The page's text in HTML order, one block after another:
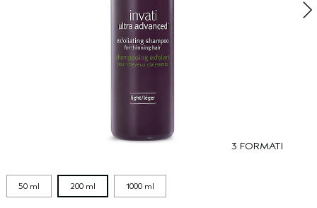
3 FORMATI
50 ml 200 ml 1000 ml